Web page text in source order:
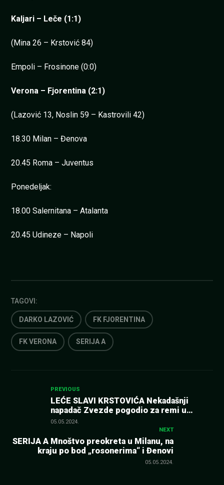
Kaljari – Leče (1:1)
(Mina 26 – Krstović 84)
Empoli – Frosinone (0:0)
Verona – Fjorentina (2:1)
(Lazović 13, Noslin 59 – Kastrovili 42)
18.30 Milan – Đenova
20.45 Roma – Juventus
Ponedeljak:
18.00 Salernitana – Atalanta
20.45 Udineze – Napoli
TAGOVI:
DARKO LAZOVIĆ FK FJORENTINA
FK VERONA SERIJA A
Kretanje
članka
PREVIOUS
LEĆE SLAVI KRSTOVIĆA Nekadašnji
napadač Zvezde pogodio za remi u
Kaljariju (VIDEO)
05.05.2024.
NEXT
SERIJA A Mnoštvo preokreta u Milanu, na
kraju po bod „rosonerima“ i Đenovi
05.05.2024.